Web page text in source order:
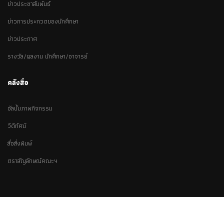
ข่าวประชาสัมพันธ์
ข่าวการประกวดของนักศึกษา
ข่าวประกาศ
รางวัล/ผลงาน นักศึกษา/อาจารย์
คลังสื่อ
อัลบั้มภาพกิจกรรม
วีดีทัศน์
สื่อสิ่งพิมพ์
ตราสัญลักษณ์คณะฯ